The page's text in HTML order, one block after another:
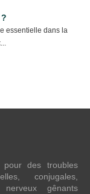
essentielle dans la
des troubles
conjugales,
gênants